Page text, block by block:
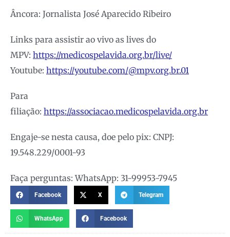
Âncora: Jornalista José Aparecido Ribeiro
Links para assistir ao vivo as lives do
MPV: https://medicospelavida.org.br/live/
Youtube: https://youtube.com/@mpv.org.br.01
Para
filiação: https://associacao.medicospelavida.org.br
Engaje-se nesta causa, doe pelo pix: CNPJ:
19.548.229/0001-93
Faça perguntas: WhatsApp: 31-99953-7945
Facebook X Telegram
WhatsApp Facebook